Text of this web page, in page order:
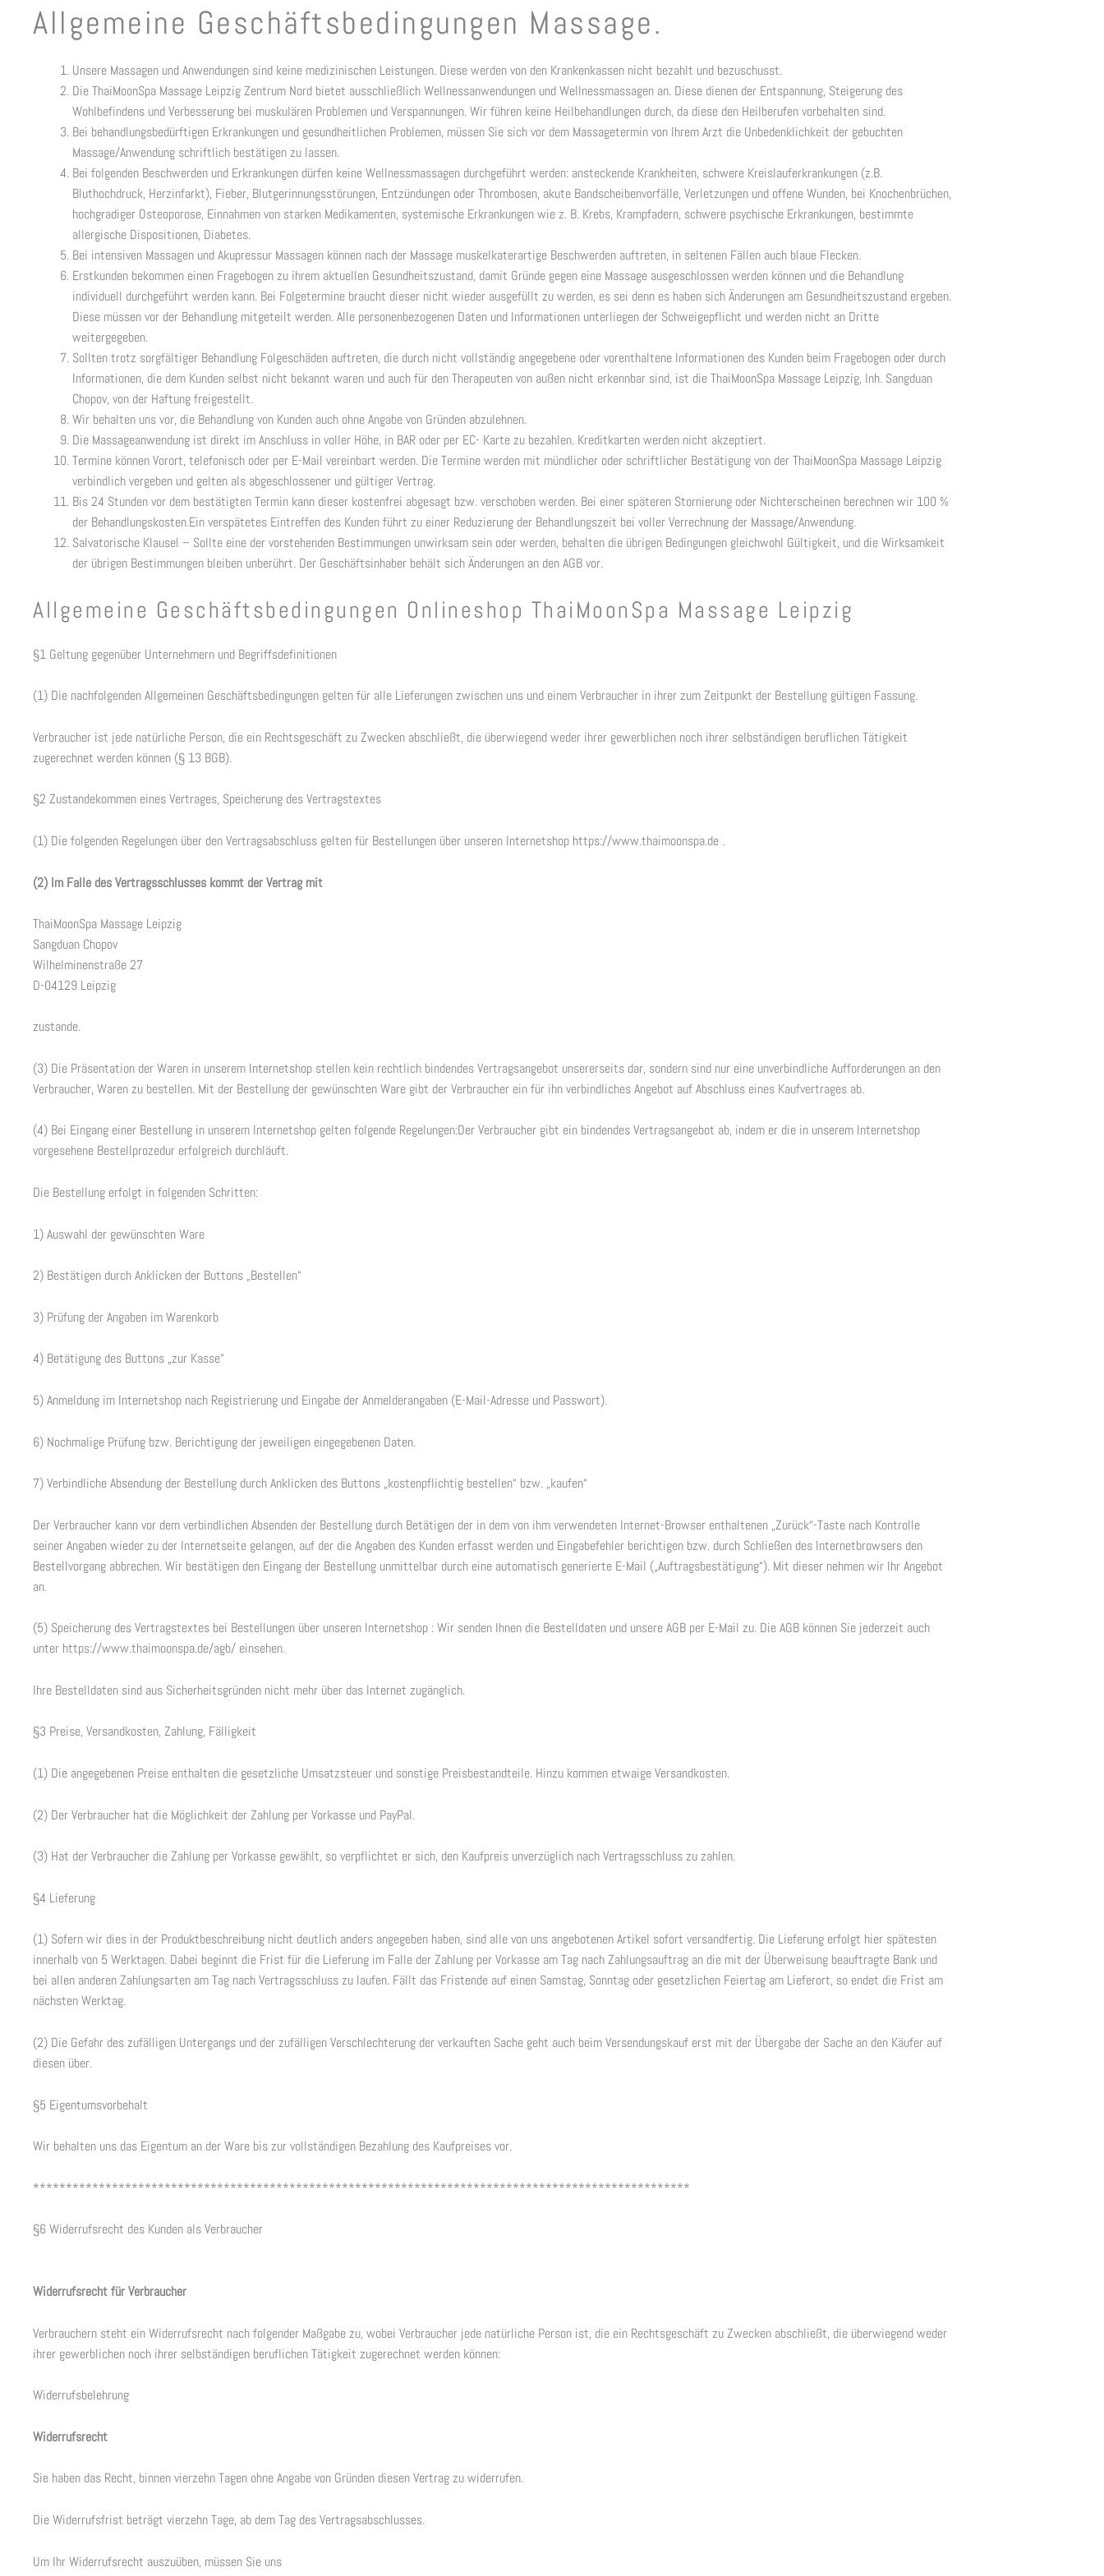
Allgemeine Geschäftsbedingungen Massage.
Unsere Massagen und Anwendungen sind keine medizinischen Leistungen. Diese werden von den Krankenkassen nicht bezahlt und bezuschusst.
Die ThaiMoonSpa Massage Leipzig Zentrum Nord bietet ausschließlich Wellnessanwendungen und Wellnessmassagen an. Diese dienen der Entspannung, Steigerung des
Wohlbefindens und Verbesserung bei muskulären Problemen und Verspannungen. Wir führen keine Heilbehandlungen durch, da diese den Heilberufen vorbehalten sind.
Bei behandlungsbedürftigen Erkrankungen und gesundheitlichen Problemen, müssen Sie sich vor dem Massagetermin von Ihrem Arzt die Unbedenklichkeit der gebuchten
Massage/Anwendung schriftlich bestätigen zu lassen.
Bei folgenden Beschwerden und Erkrankungen dürfen keine Wellnessmassagen durchgeführt werden: ansteckende Krankheiten, schwere Kreislauferkrankungen (z.B.
Bluthochdruck, Herzinfarkt), Fieber, Blutgerinnungsstörungen, Entzündungen oder Thrombosen, akute Bandscheibenvorfälle, Verletzungen und offene Wunden, bei Knochenbrüchen,
hochgradiger Osteoporose, Einnahmen von starken Medikamenten, systemische Erkrankungen wie z. B. Krebs, Krampfadern, schwere psychische Erkrankungen, bestimmte
allergische Dispositionen, Diabetes.
Bei intensiven Massagen und Akupressur Massagen können nach der Massage muskelkaterartige Beschwerden auftreten, in seltenen Fällen auch blaue Flecken.
Erstkunden bekommen einen Fragebogen zu ihrem aktuellen Gesundheitszustand, damit Gründe gegen eine Massage ausgeschlossen werden können und die Behandlung
individuell durchgeführt werden kann. Bei Folgetermine braucht dieser nicht wieder ausgefüllt zu werden, es sei denn es haben sich Änderungen am Gesundheitszustand ergeben.
Diese müssen vor der Behandlung mitgeteilt werden. Alle personenbezogenen Daten und Informationen unterliegen der Schweigepflicht und werden nicht an Dritte
weitergegeben.
Sollten trotz sorgfältiger Behandlung Folgeschäden auftreten, die durch nicht vollständig angegebene oder vorenthaltene Informationen des Kunden beim Fragebogen oder durch
Informationen, die dem Kunden selbst nicht bekannt waren und auch für den Therapeuten von außen nicht erkennbar sind, ist die ThaiMoonSpa Massage Leipzig, Inh. Sangduan
Chopov, von der Haftung freigestellt.
Wir behalten uns vor, die Behandlung von Kunden auch ohne Angabe von Gründen abzulehnen.
Die Massageanwendung ist direkt im Anschluss in voller Höhe, in BAR oder per EC- Karte zu bezahlen. Kreditkarten werden nicht akzeptiert.
Termine können Vorort, telefonisch oder per E-Mail vereinbart werden. Die Termine werden mit mündlicher oder schriftlicher Bestätigung von der ThaiMoonSpa Massage Leipzig
verbindlich vergeben und gelten als abgeschlossener und gültiger Vertrag.
Bis 24 Stunden vor dem bestätigten Termin kann dieser kostenfrei abgesagt bzw. verschoben werden. Bei einer späteren Stornierung oder Nichterscheinen berechnen wir 100 %
der Behandlungskosten.Ein verspätetes Eintreffen des Kunden führt zu einer Reduzierung der Behandlungszeit bei voller Verrechnung der Massage/Anwendung.
Salvatorische Klausel – Sollte eine der vorstehenden Bestimmungen unwirksam sein oder werden, behalten die übrigen Bedingungen gleichwohl Gültigkeit, und die Wirksamkeit
der übrigen Bestimmungen bleiben unberührt. Der Geschäftsinhaber behält sich Änderungen an den AGB vor.
Allgemeine Geschäftsbedingungen Onlineshop ThaiMoonSpa Massage Leipzig
§1 Geltung gegenüber Unternehmern und Begriffsdefinitionen
(1) Die nachfolgenden Allgemeinen Geschäftsbedingungen gelten für alle Lieferungen zwischen uns und einem Verbraucher in ihrer zum Zeitpunkt der Bestellung gültigen Fassung.
Verbraucher ist jede natürliche Person, die ein Rechtsgeschäft zu Zwecken abschließt, die überwiegend weder ihrer gewerblichen noch ihrer selbständigen beruflichen Tätigkeit
zugerechnet werden können (§ 13 BGB).
§2 Zustandekommen eines Vertrages, Speicherung des Vertragstextes
(1) Die folgenden Regelungen über den Vertragsabschluss gelten für Bestellungen über unseren Internetshop https://www.thaimoonspa.de .
(2) Im Falle des Vertragsschlusses kommt der Vertrag mit
ThaiMoonSpa Massage Leipzig
Sangduan Chopov
Wilhelminenstraße 27
D-04129 Leipzig
zustande.
(3) Die Präsentation der Waren in unserem Internetshop stellen kein rechtlich bindendes Vertragsangebot unsererseits dar, sondern sind nur eine unverbindliche Aufforderungen an den
Verbraucher, Waren zu bestellen. Mit der Bestellung der gewünschten Ware gibt der Verbraucher ein für ihn verbindliches Angebot auf Abschluss eines Kaufvertrages ab.
(4) Bei Eingang einer Bestellung in unserem Internetshop gelten folgende Regelungen:Der Verbraucher gibt ein bindendes Vertragsangebot ab, indem er die in unserem Internetshop
vorgesehene Bestellprozedur erfolgreich durchläuft.
Die Bestellung erfolgt in folgenden Schritten:
1) Auswahl der gewünschten Ware
2) Bestätigen durch Anklicken der Buttons „Bestellen“
3) Prüfung der Angaben im Warenkorb
4) Betätigung des Buttons „zur Kasse“
5) Anmeldung im Internetshop nach Registrierung und Eingabe der Anmelderangaben (E-Mail-Adresse und Passwort).
6) Nochmalige Prüfung bzw. Berichtigung der jeweiligen eingegebenen Daten.
7) Verbindliche Absendung der Bestellung durch Anklicken des Buttons „kostenpflichtig bestellen“ bzw. „kaufen“
Der Verbraucher kann vor dem verbindlichen Absenden der Bestellung durch Betätigen der in dem von ihm verwendeten Internet-Browser enthaltenen „Zurück“-Taste nach Kontrolle
seiner Angaben wieder zu der Internetseite gelangen, auf der die Angaben des Kunden erfasst werden und Eingabefehler berichtigen bzw. durch Schließen des Internetbrowsers den
Bestellvorgang abbrechen. Wir bestätigen den Eingang der Bestellung unmittelbar durch eine automatisch generierte E-Mail („Auftragsbestätigung“). Mit dieser nehmen wir Ihr Angebot
an.
(5) Speicherung des Vertragstextes bei Bestellungen über unseren Internetshop : Wir senden Ihnen die Bestelldaten und unsere AGB per E-Mail zu. Die AGB können Sie jederzeit auch
unter https://www.thaimoonspa.de/agb/ einsehen.
Ihre Bestelldaten sind aus Sicherheitsgründen nicht mehr über das Internet zugänglich.
§3 Preise, Versandkosten, Zahlung, Fälligkeit
(1) Die angegebenen Preise enthalten die gesetzliche Umsatzsteuer und sonstige Preisbestandteile. Hinzu kommen etwaige Versandkosten.
(2) Der Verbraucher hat die Möglichkeit der Zahlung per Vorkasse und PayPal.
(3) Hat der Verbraucher die Zahlung per Vorkasse gewählt, so verpflichtet er sich, den Kaufpreis unverzüglich nach Vertragsschluss zu zahlen.
§4 Lieferung
(1) Sofern wir dies in der Produktbeschreibung nicht deutlich anders angegeben haben, sind alle von uns angebotenen Artikel sofort versandfertig. Die Lieferung erfolgt hier spätesten
innerhalb von 5 Werktagen. Dabei beginnt die Frist für die Lieferung im Falle der Zahlung per Vorkasse am Tag nach Zahlungsauftrag an die mit der Überweisung beauftragte Bank und
bei allen anderen Zahlungsarten am Tag nach Vertragsschluss zu laufen. Fällt das Fristende auf einen Samstag, Sonntag oder gesetzlichen Feiertag am Lieferort, so endet die Frist am
nächsten Werktag.
(2) Die Gefahr des zufälligen Untergangs und der zufälligen Verschlechterung der verkauften Sache geht auch beim Versendungskauf erst mit der Übergabe der Sache an den Käufer auf
diesen über.
§5 Eigentumsvorbehalt
Wir behalten uns das Eigentum an der Ware bis zur vollständigen Bezahlung des Kaufpreises vor.
****************************************************************************************************
§6 Widerrufsrecht des Kunden als Verbraucher
Widerrufsrecht für Verbraucher
Verbrauchern steht ein Widerrufsrecht nach folgender Maßgabe zu, wobei Verbraucher jede natürliche Person ist, die ein Rechtsgeschäft zu Zwecken abschließt, die überwiegend weder
ihrer gewerblichen noch ihrer selbständigen beruflichen Tätigkeit zugerechnet werden können:
Widerrufsbelehrung
Widerrufsrecht
Sie haben das Recht, binnen vierzehn Tagen ohne Angabe von Gründen diesen Vertrag zu widerrufen.
Die Widerrufsfrist beträgt vierzehn Tage, ab dem Tag des Vertragsabschlusses.
Um Ihr Widerrufsrecht auszuüben, müssen Sie uns